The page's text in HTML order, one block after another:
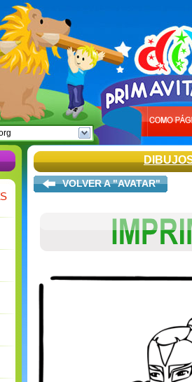
VOLVER A "AVATAR"